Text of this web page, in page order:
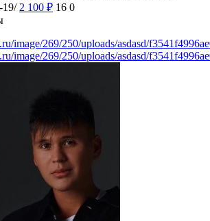
19/ 2 100 ₽ 16 0
image/269/250/uploads/asdasd/
image/269/250/uploads/asdasd/